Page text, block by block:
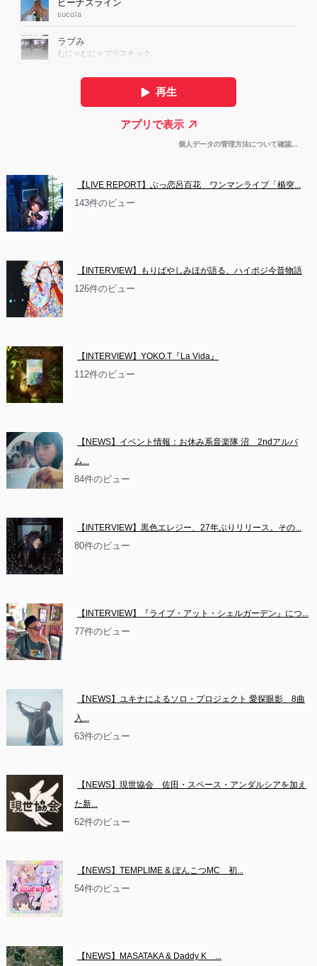
【LIVE REPORT】ぶっ恋呂百花　ワンマンライブ「楯突...
143件のビュー
【INTERVIEW】もりばやしみほが語る、ハイポジ今昔物語
126件のビュー
【INTERVIEW】YOKO.T『La Vida』
112件のビュー
【NEWS】イベント情報：お休み系音楽隊 沼　2ndアルバ
ム...
84件のビュー
【INTERVIEW】黒色エレジー、27年ぶりリリース。その...
80件のビュー
【INTERVIEW】『ライブ・アット・シェルガーデン』につ...
77件のビュー
【NEWS】ユキナによるソロ・プロジェクト 愛探眼影　8曲
入...
63件のビュー
【NEWS】現世協会　佐田・スペース・アンダルシアを加え
た新...
62件のビュー
【NEWS】TEMPLIME & ぽんこつMC　初...
54件のビュー
【NEWS】MASATAKA & Daddy K　...